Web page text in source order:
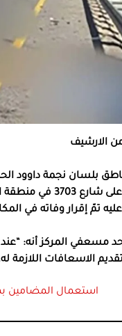
الارشيف
تمّ إقرار وفاته في
مسعفي المركز أنه:
تقديم الاسعافات اللازمة